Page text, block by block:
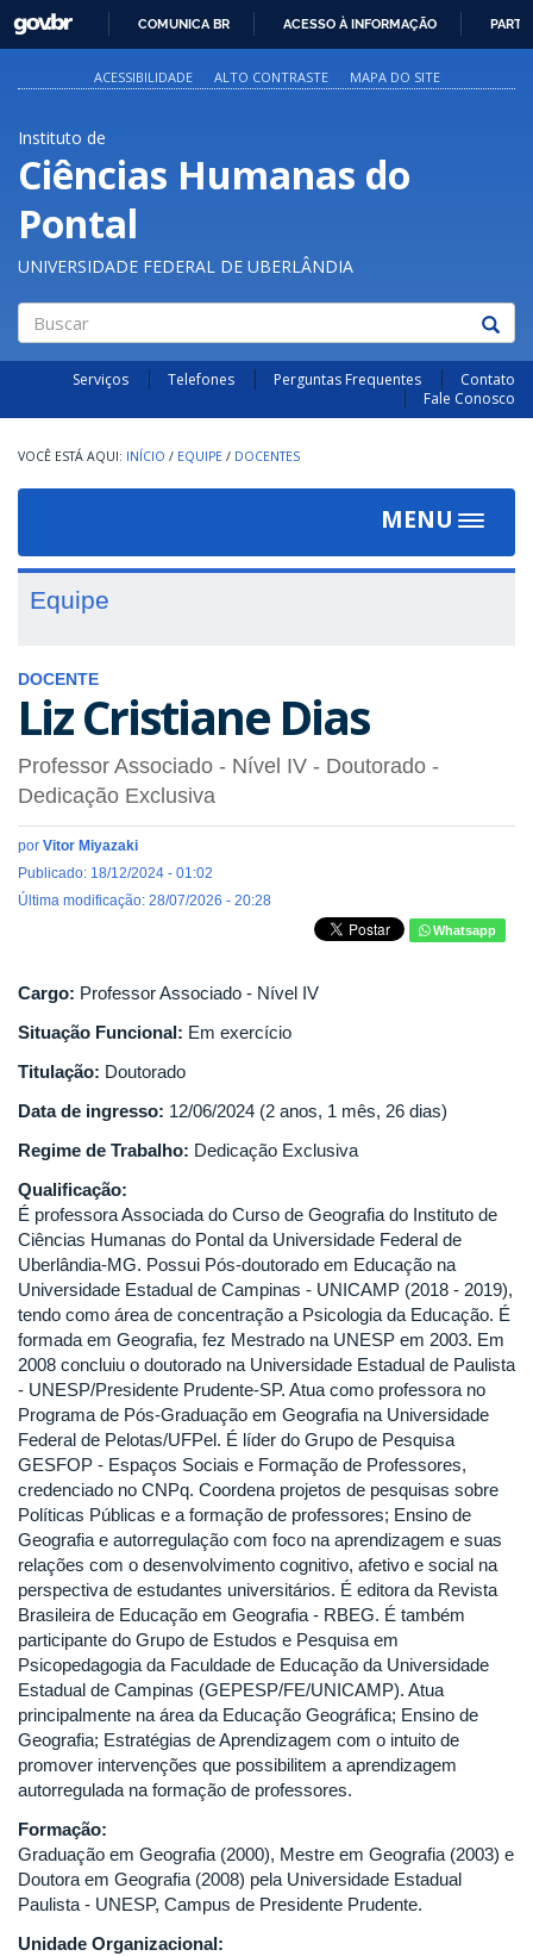
PARA
O
GOVBR
COMUNICA BR ACESSO À INFORMAÇÃO
ACESSIBILIDADE ALTO CONTRASTE MAPA DO SITE
Instituto de
Ciências Humanas do
Pontal
UNIVERSIDADE FEDERAL DE UBERLÂNDIA
Buscar
Serviços Telefones Perguntas Frequentes
Contato
Fale Conosco
INÍCIO / EQUIPE / DOCENTES
MENU
Toggle
Equipe
DOCENTE
Liz Cristiane Dias
Professor Associado - Nível IV - Doutorado -
Dedicação Exclusiva
por Vitor Miyazaki
Publicado: 18/12/2024 - 01:02
Última modificação: 28/07/2026 - 20:28
Whatsapp
Cargo: Professor Associado - Nível IV
Situação Funcional: Em exercício
Titulação: Doutorado
Data de ingresso: 12/06/2024 (2 anos, 1 mês, 26 dias)
Regime de Trabalho: Dedicação Exclusiva
Qualificação:
É professora Associada do Curso de Geografia do Instituto de
Ciências Humanas do Pontal da Universidade Federal de
Uberlândia-MG. Possui Pós-doutorado em Educação na
Universidade Estadual de Campinas - UNICAMP (2018 - 2019),
tendo como área de concentração a Psicologia da Educação. É
formada em Geografia, fez Mestrado na UNESP em 2003. Em
2008 concluiu o doutorado na Universidade Estadual de Paulista
- UNESP/Presidente Prudente-SP. Atua como professora no
Programa de Pós-Graduação em Geografia na Universidade
Federal de Pelotas/UFPel. É líder do Grupo de Pesquisa
GESFOP - Espaços Sociais e Formação de Professores,
credenciado no CNPq. Coordena projetos de pesquisas sobre
Políticas Públicas e a formação de professores; Ensino de
Geografia e autorregulação com foco na aprendizagem e suas
relações com o desenvolvimento cognitivo, afetivo e social na
perspectiva de estudantes universitários. É editora da Revista
Brasileira de Educação em Geografia - RBEG. É também
participante do Grupo de Estudos e Pesquisa em
Psicopedagogia da Faculdade de Educação da Universidade
Estadual de Campinas (GEPESP/FE/UNICAMP). Atua
principalmente na área da Educação Geográfica; Ensino de
Geografia; Estratégias de Aprendizagem com o intuito de
promover intervenções que possibilitem a aprendizagem
autorregulada na formação de professores.
Formação:
Graduação em Geografia (2000), Mestre em Geografia (2003) e
Doutora em Geografia (2008) pela Universidade Estadual
Paulista - UNESP, Campus de Presidente Prudente.
Unidade Organizacional: